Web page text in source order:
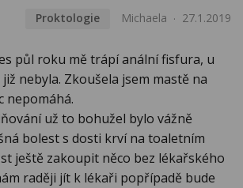
Proktologie Michaela 27.1.2019
půl roku mě trápí anální fisfura, u
nebyla. Zkoušela jsem mastě na
nepomáhá.
už to bohužel bylo vážně
bolest s dosti krví na toaletním
ještě zakoupit něco bez lékařského
raději jít k lékaři popřípadě bude